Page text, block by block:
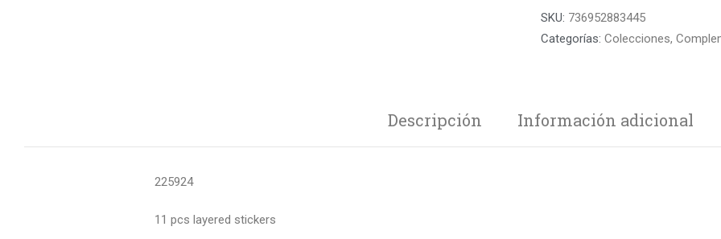
SKU: 736952883445
Categorías: Colecciones,
Descripción Información adicional
225924
11 pcs layered stickers